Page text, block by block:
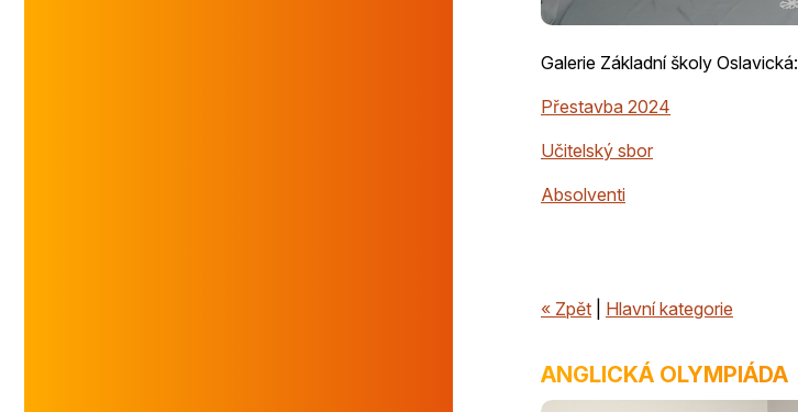
Galerie Základní školy Oslavická:
Přestavba 2024
Učitelský sbor
Absolventi
« Zpět Hlavní kategorie
ANGLICKÁ OLYMPIÁDA